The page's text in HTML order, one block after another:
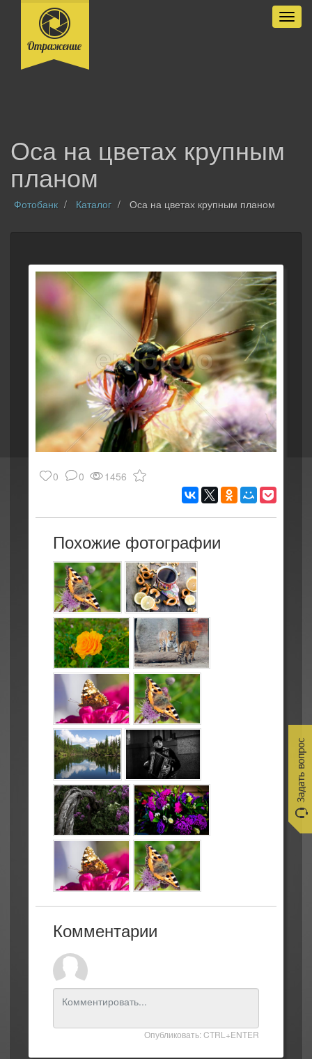
Оса на цветах крупным
планом
Фотобанк Каталог Оса на цветах крупным планом
0 0 1456
Похожие фотографии
Комментарии
Опубликовать: CTRL+ENTER